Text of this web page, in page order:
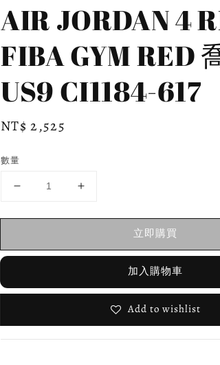
AIR JORDAN 4
FIBA GYM RED
US9 CI1184-617
Regular
NT$ 2,525
數量
立即購買
加入購物車
Add to wishlist